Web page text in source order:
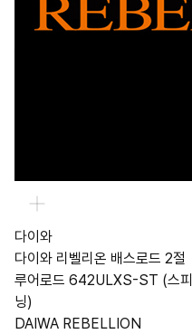
다이와
다이와 리벨리온 배스로드 2절
루어로드 642ULXS-ST (스피
닝)
DAIWA REBELLION